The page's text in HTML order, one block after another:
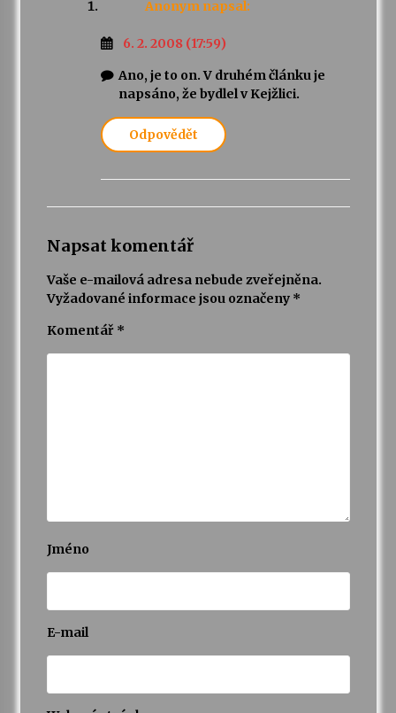
Anonym napsal:
6. 2. 2008 (17:59)
Ano, je to on. V druhém článku je
napsáno, že bydlel v Kejžlici.
Odpovědět
Napsat komentář
Vaše e-mailová adresa nebude zveřejněna.
Vyžadované informace jsou označeny *
Komentář *
Jméno
E-mail